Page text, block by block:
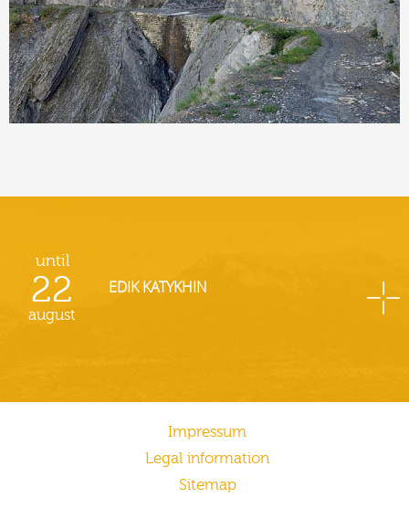
until
22
august
EDIK KATYKHIN
Impressum
Legal information
Sitemap